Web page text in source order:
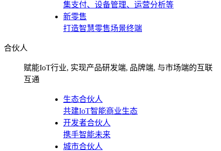
集支付、设备管理、运营分析等
新零售
打造智慧零售场景终端
合伙人
赋能IoT行业, 实现产品研发端, 品牌端, 与市场端的互联
互通
生态合伙人
共建IoT智能商业生态
开发者合伙人
携手智能未来
城市合伙人